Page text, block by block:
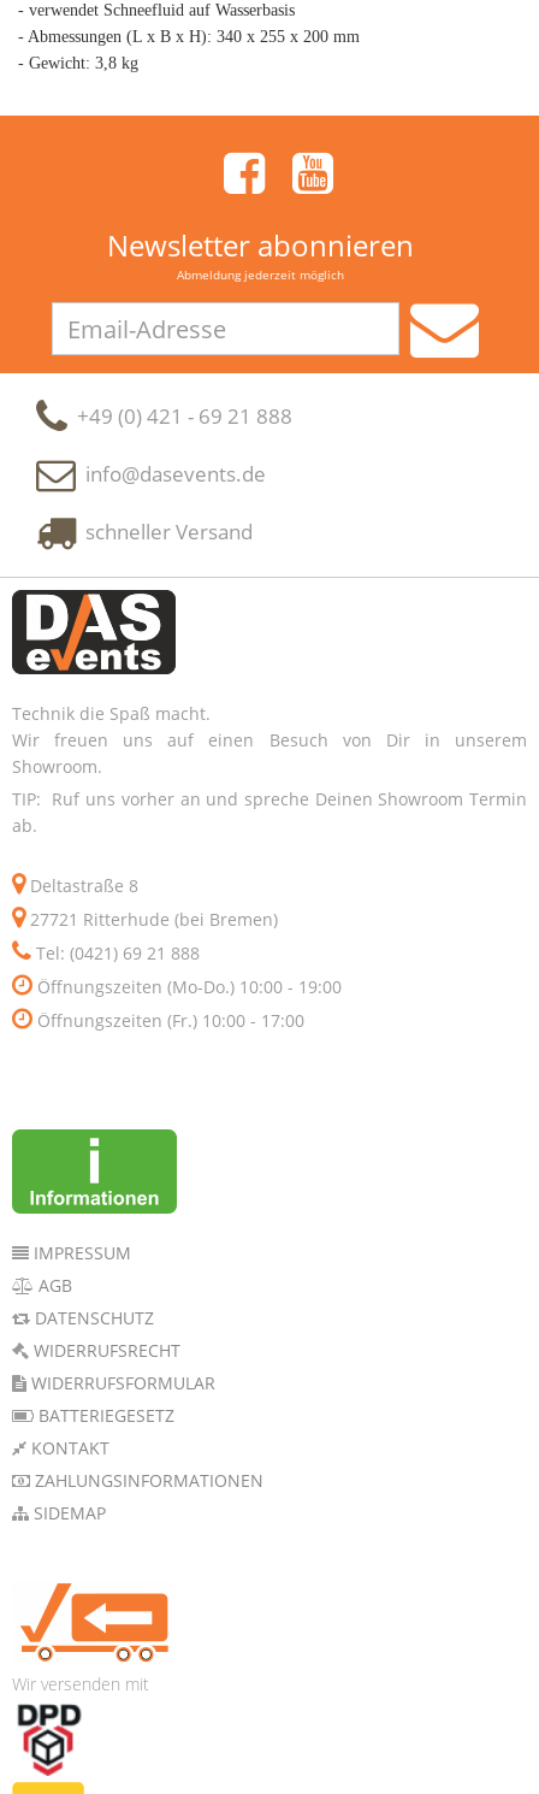
- verwendet Schneefluid auf Wasserbasis
- Abmessungen (L x B x H): 340 x 255 x 200 mm
- Gewicht: 3,8 kg
Newsletter abonnieren
Abmeldung jederzeit möglich
Adresse
+49 (0) 421 - 69 21 888
info@dasevents.de
schneller Versand
Technik die Spaß macht.
Wir freuen uns auf einen Besuch von Dir in unserem
Showroom.
TIP: Ruf uns vorher an und spreche Deinen Showroom Termin
ab.
Deltastraße 8
27721 Ritterhude (bei Bremen)
Tel: (0421) 69 21 888
Öffnungszeiten (Mo-Do.) 10:00 - 19:00
Öffnungszeiten (Fr.) 10:00 - 17:00
IMPRESSUM
AGB
DATENSCHUTZ
WIDERRUFSRECHT
WIDERRUFSFORMULAR
BATTERIEGESETZ
KONTAKT
ZAHLUNGSINFORMATIONEN
SIDEMAP
Wir versenden mit